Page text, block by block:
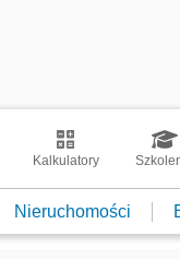
Kalkulatory
Nieruchomości